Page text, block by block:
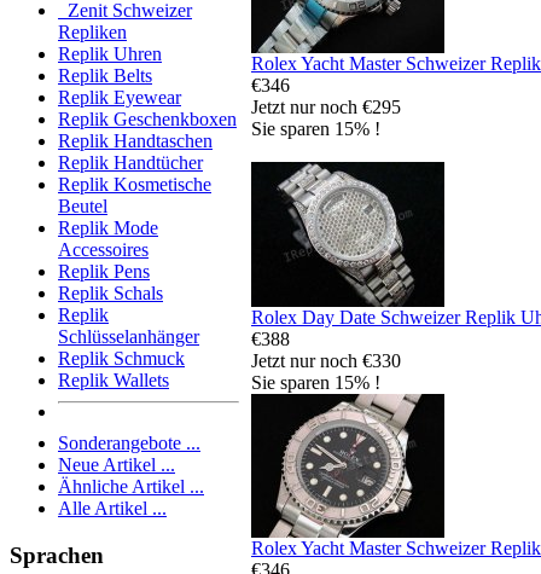
Zenit Schweizer
Repliken
Replik Uhren
Replik Belts
Replik Eyewear
Replik Geschenkboxen
Replik Handtaschen
Replik Handtücher
Replik Kosmetische
Beutel
Replik Mode
Accessoires
Replik Pens
Replik Schals
Replik
Schlüsselanhänger
Replik Schmuck
Replik Wallets
Sonderangebote ...
Neue Artikel ...
Ähnliche Artikel ...
Alle Artikel ...
Sprachen
Rolex Yacht Master Schweizer
€346
Jetzt nur noch €295
Sie sparen 15% !
Rolex Day Date Schweizer Replik
€388
Jetzt nur noch €330
Sie sparen 15% !
Rolex Yacht Master Schweizer
€346